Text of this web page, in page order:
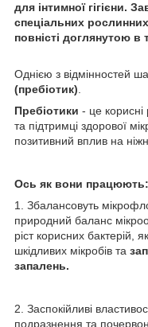
для інтимної гігієни.
спеціальних
повністі доглянутою
Однією з відмінностей
(пребіотик)
Пребіотики - це
та підтримці здорової
позитивний вплив на
Ось як вони працюють:
1. Збалансовуть
природний баланс
ріст корисних бактерій,
шкідливих мікробів та
запалень.
2. Заспокійливі
подразнення та